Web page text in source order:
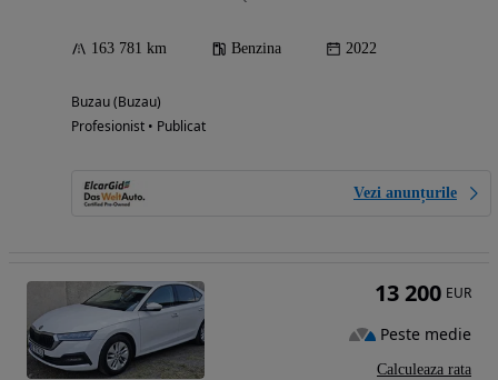
163 781 km Benzina 2022
Buzau (Buzau)
Profesionist • Publicat
Vezi anunțurile
13 200 EUR
Peste medie
Calculeaza rata